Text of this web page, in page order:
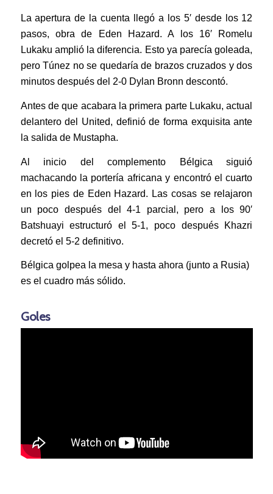
La apertura de la cuenta llegó a los 5′ desde los 12
pasos, obra de Eden Hazard. A los 16′ Romelu
Lukaku amplió la diferencia. Esto ya parecía goleada,
pero Túnez no se quedaría de brazos cruzados y dos
minutos después del 2-0 Dylan Bronn descontó.
Antes de que acabara la primera parte Lukaku, actual
delantero del United, definió de forma exquisita ante
la salida de Mustapha.
Al inicio del complemento Bélgica siguió
machacando la portería africana y encontró el cuarto
en los pies de Eden Hazard. Las cosas se relajaron
un poco después del 4-1 parcial, pero a los 90′
Batshuayi estructuró el 5-1, poco después Khazri
decretó el 5-2 definitivo.
Bélgica golpea la mesa y hasta ahora (junto a Rusia)
es el cuadro más sólido.
Goles